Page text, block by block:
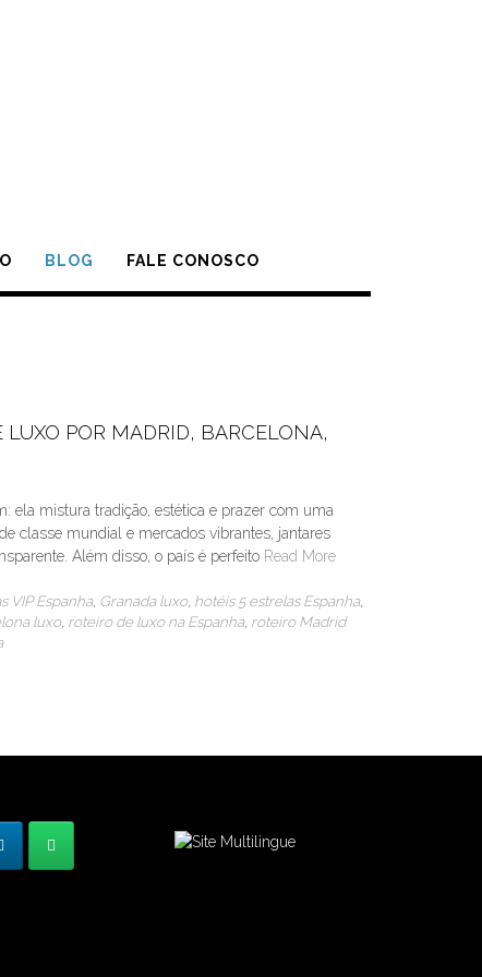
BLOG FALE CONOSCO
LUXO POR MADRID, BARCELONA,
ela mistura tradição, estética e prazer com uma
classe mundial e mercados vibrantes, jantares
Além disso, o país é perfeito Read More
VIP Espanha, Granada luxo, hotéis 5 estrelas Espanha,
luxo, roteiro de luxo na Espanha, roteiro Madrid